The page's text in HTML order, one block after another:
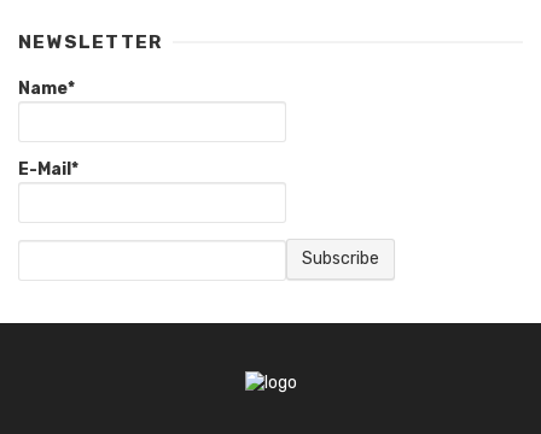
NEWSLETTER
Name*
E-Mail*